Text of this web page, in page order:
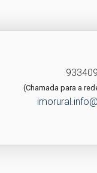
(Chamada para a